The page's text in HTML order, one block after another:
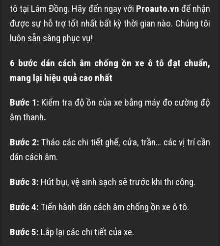
tô tại Lâm Đồng. Hãy đến ngay với Proauto.vn để nhận
được sự hỗ trợ tốt nhất bất kỳ thời gian nào. Chúng tôi
luôn sẵn sàng phục vụ!
6 bước dán cách âm chống ồn xe ô tô đạt chuẩn,
mang lại hiệu quả cao nhất
Bước 1: Kiểm tra độ ồn của xe bằng máy đo cường độ
âm thanh.
Bước 2: Tháo các chi tiết ghế, cửa, trần… các vị trí cần
dán cách âm.
Bước 3: Hút bụi, vệ sinh sạch sẽ trước khi thi công.
Bước 4: Tiến hành dán cách âm chống ồn xe ô tô.
Bước 5: Lắp lại các chi tiết của xe.